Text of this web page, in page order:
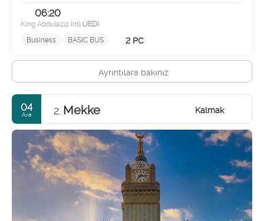
06:20
King Abdulaziz Intl (JED)
Business
BASIC BUS 2 PC
Ayrıntılara bakınız
04
Ara 2. Mekke Kalmak